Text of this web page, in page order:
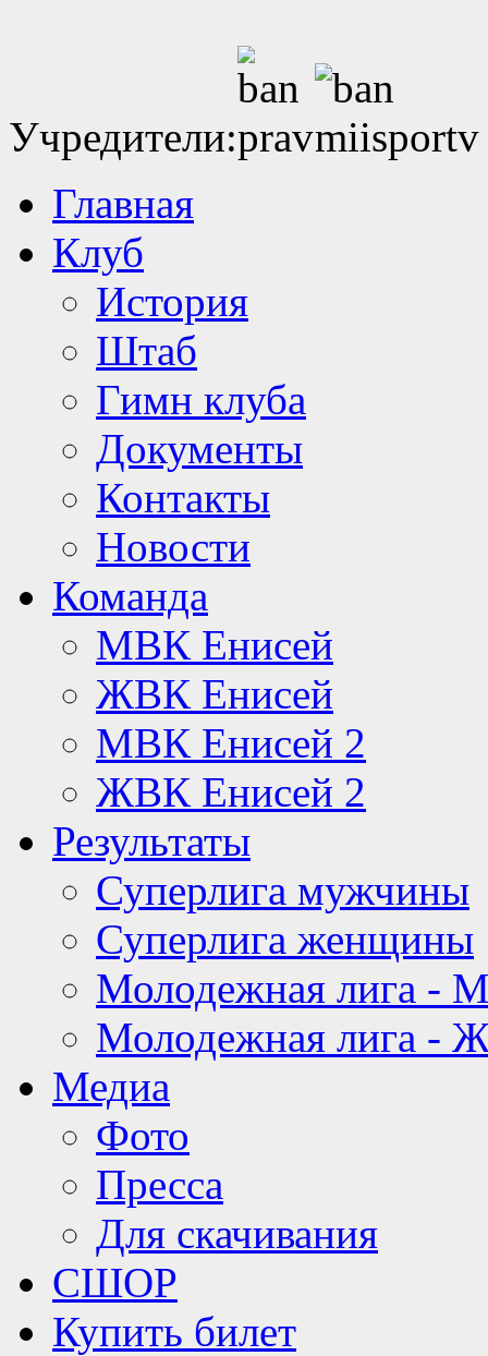
Учредители:
Главная
Клуб
История
Штаб
Гимн клуба
Документы
Контакты
Новости
Команда
МВК Енисей
ЖВК Енисей
МВК Енисей 2
ЖВК Енисей 2
Результаты
Суперлига мужчины
Суперлига женщины
Молодежная лига -
Молодежная лига -
Медиа
Фото
Пресса
Для скачивания
СШОР
Купить билет